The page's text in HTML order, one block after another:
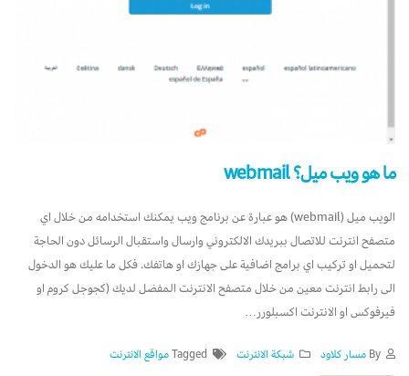
ما هو ويب ميل؟ webmail
الويب ميل (webmail) هو عبارة عن برنامج ويب يمكنك استخدامه من خلال اي
متصفح انترنت للاتصال ببريدك الالكتروني وارسال واستقبال الرسائل دون الحاجة
لتحميل او تركيب اي برامج اضافية على جهازك او هاتفك. فكل ما عليك هو الدخول
الى رابط انترنت معين من خلال متصفح الانترنت المفضل لديك (كجوجل كروم او
فيرفوكس او الانترنت اكسبلورر…
مسار كلاود شبكة الانترنت Taggedمواقع الانترنت